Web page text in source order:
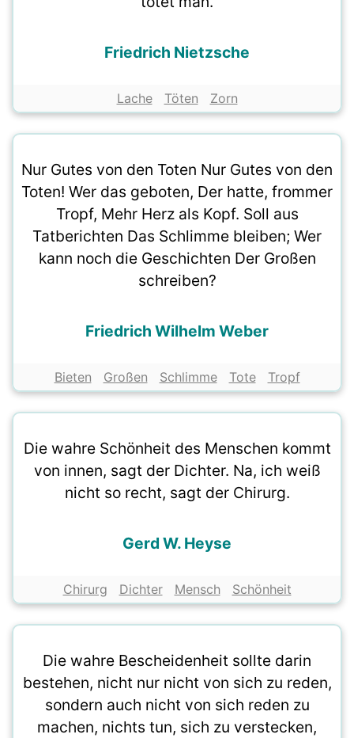
Friedrich Nietzsche
Lache Töten Zorn
Nur Gutes von den Toten Nur Gutes von den
Toten! Wer das geboten, Der hatte, frommer
Tropf, Mehr Herz als Kopf. Soll aus
Tatberichten Das Schlimme bleiben; Wer
kann noch die Geschichten Der Großen
schreiben?
Friedrich Wilhelm Weber
Bieten Großen Schlimme Tote Tropf
Die wahre Schönheit des Menschen kommt
von innen, sagt der Dichter. Na, ich weiß
nicht so recht, sagt der Chirurg.
Gerd W. Heyse
Chirurg Dichter Mensch Schönheit
Die wahre Bescheidenheit sollte darin
bestehen, nicht nur nicht von sich zu reden,
sondern auch nicht von sich reden zu
machen, nichts tun, sich zu verstecken,